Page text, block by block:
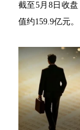
截至5月8日收
值约159.9亿元。